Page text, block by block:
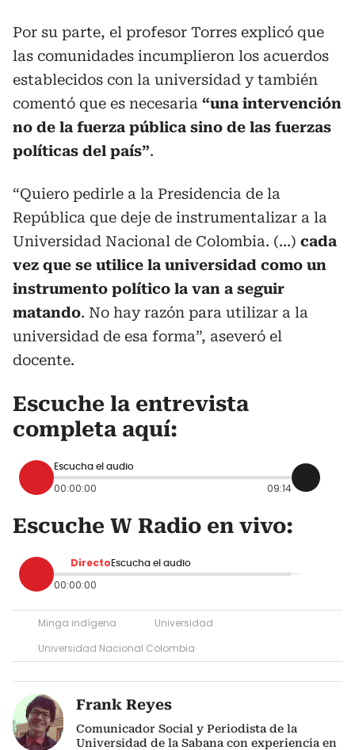
Por su parte, el profesor Torres explicó que
las comunidades incumplieron los acuerdos
establecidos con la universidad y también
comentó que es necesaria “una intervención
no de la fuerza pública sino de las fuerzas
políticas del país”.
“Quiero pedirle a la Presidencia de la
República que deje de instrumentalizar a la
Universidad Nacional de Colombia. (…) cada
vez que se utilice la universidad como un
instrumento político la van a seguir
matando. No hay razón para utilizar a la
universidad de esa forma”, aseveró el
docente.
Escuche la entrevista
completa aquí:
Escucha el audio
00:00:00 09:14
Escuche W Radio en vivo:
Directo Escucha el audio
00:00:00
Minga indígena
Universidad
Universidad Nacional Colombia
Frank Reyes
Comunicador Social y Periodista de la
Universidad de la Sabana con experiencia en